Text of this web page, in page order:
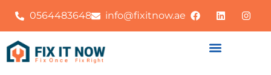
0564483648 info@fixitnow.ae